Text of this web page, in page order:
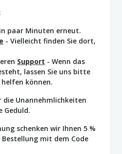
paar Minuten erneut.
- Vielleicht finden Sie dort,
Support - Wenn das
lassen Sie uns bitte
können.
Unannehmlichkeiten
Geduld.
schenken wir Ihnen 5 %
mit dem Code